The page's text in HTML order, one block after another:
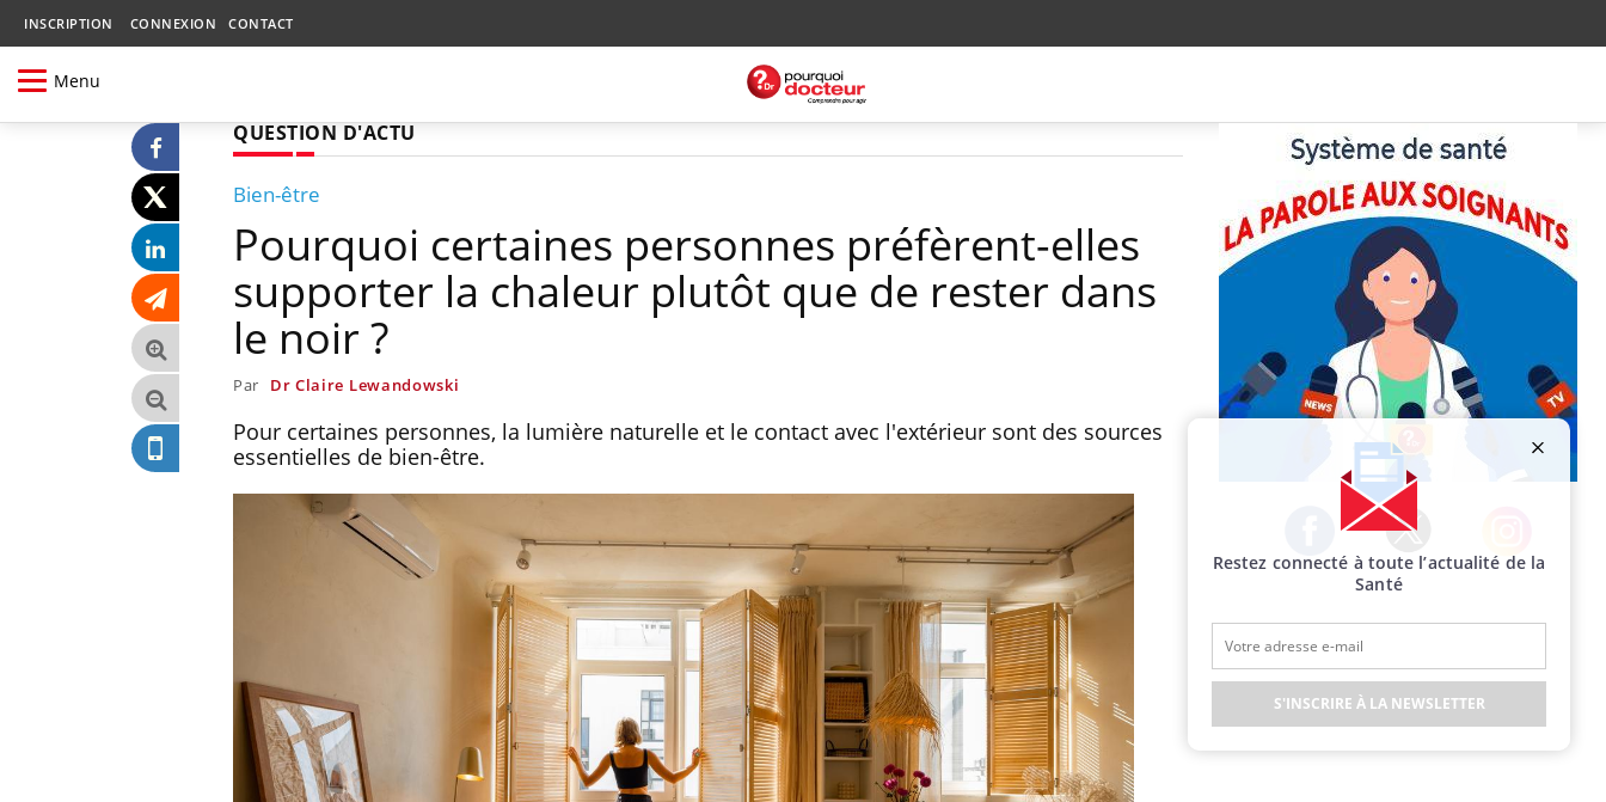
INSCRIPTION CONNEXION CONTACT
Menu
QUESTION D'ACTU
Bien-être
Pourquoi certaines personnes préfèrent-elles
supporter la chaleur plutôt que de rester dans
le noir ?
Par Dr Claire Lewandowski
Pour certaines personnes, la lumière naturelle et le contact avec l'extérieur sont des sources
essentielles de bien-être.
Facebook Twitter Instagram
Restez connecté à toute l’actualité de la
Santé
S'INSCRIRE À LA NEWSLETTER